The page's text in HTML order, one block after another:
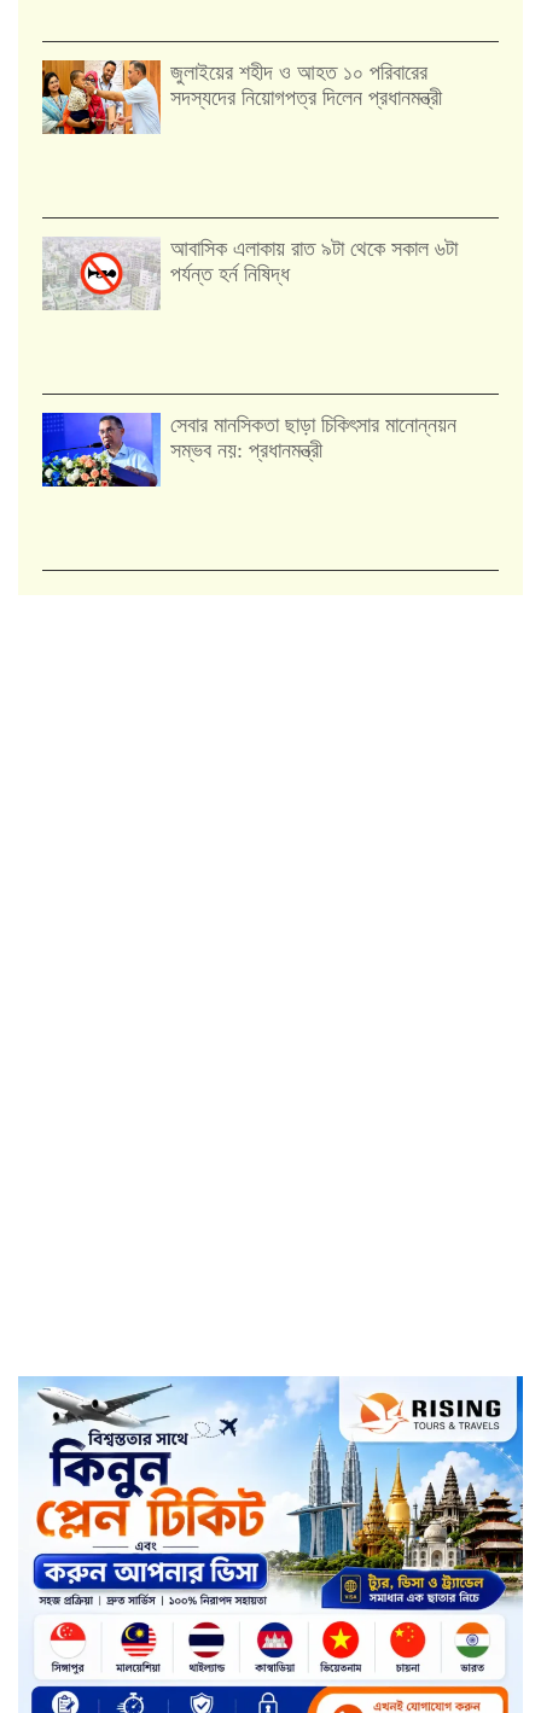
জুলাইয়ের শহীদ ও আহত ১০ পরিবারের
সদস্যদের নিয়োগপত্র দিলেন প্রধানমন্ত্রী
আবাসিক এলাকায় রাত ৯টা থেকে সকাল ৬টা
পর্যন্ত হর্ন নিষিদ্ধ
সেবার মানসিকতা ছাড়া চিকিৎসার মানোন্নয়ন
সম্ভব নয়: প্রধানমন্ত্রী